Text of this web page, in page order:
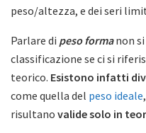
peso/altezza, e dei seri
Parlare di peso formanon si
classificazione se ci si
teorico. Esistono infatti
come quella del peso ideale
risultano valide solo in